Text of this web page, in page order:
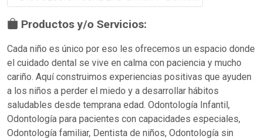
Productos y/o Servicios:
Cada niño es único por eso les ofrecemos un espacio donde
el cuidado dental se vive en calma con paciencia y mucho
cariño. Aquí construimos experiencias positivas que ayuden
a los niños a perder el miedo y a desarrollar hábitos
saludables desde temprana edad. Odontología Infantil,
Odontología para pacientes con capacidades especiales,
Odontología familiar, Dentista de niños, Odontología sin